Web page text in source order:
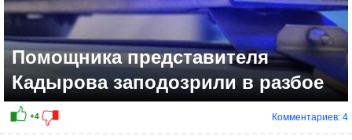
Помощника представителя
Кадырова заподозрили в разбое
Комментариев: 4